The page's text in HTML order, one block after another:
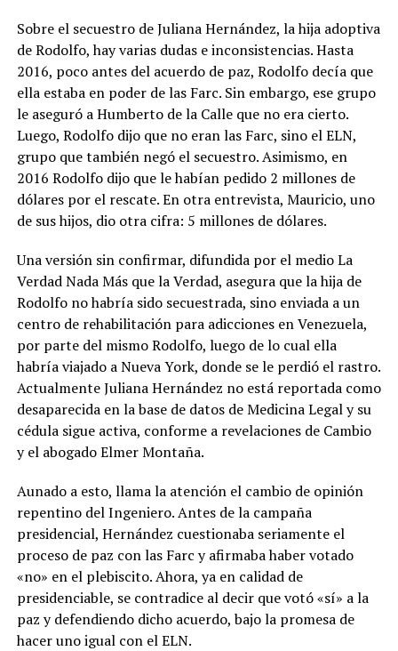
Sobre el secuestro de Juliana Hernández, la hija adoptiva
de Rodolfo, hay varias dudas e inconsistencias. Hasta
2016, poco antes del acuerdo de paz, Rodolfo decía que
ella estaba en poder de las Farc. Sin embargo, ese grupo
le aseguró a Humberto de la Calle que no era cierto.
Luego, Rodolfo dijo que no eran las Farc, sino el ELN,
grupo que también negó el secuestro. Asimismo, en
2016 Rodolfo dijo que le habían pedido 2 millones de
dólares por el rescate. En otra entrevista, Mauricio, uno
de sus hijos, dio otra cifra: 5 millones de dólares.
Una versión sin confirmar, difundida por el medio La
Verdad Nada Más que la Verdad, asegura que la hija de
Rodolfo no habría sido secuestrada, sino enviada a un
centro de rehabilitación para adicciones en Venezuela,
por parte del mismo Rodolfo, luego de lo cual ella
habría viajado a Nueva York, donde se le perdió el rastro.
Actualmente Juliana Hernández no está reportada como
desaparecida en la base de datos de Medicina Legal y su
cédula sigue activa, conforme a revelaciones de Cambio
y el abogado Elmer Montaña.
Aunado a esto, llama la atención el cambio de opinión
repentino del Ingeniero. Antes de la campaña
presidencial, Hernández cuestionaba seriamente el
proceso de paz con las Farc y afirmaba haber votado
«no» en el plebiscito. Ahora, ya en calidad de
presidenciable, se contradice al decir que votó «sí» a la
paz y defendiendo dicho acuerdo, bajo la promesa de
hacer uno igual con el ELN.